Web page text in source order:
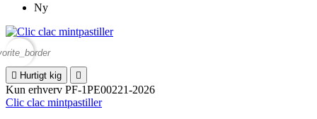
Ny
 Hurtigt kig 
Kun erhverv PF-1PE00221-2026
Clic clac mintpastiller